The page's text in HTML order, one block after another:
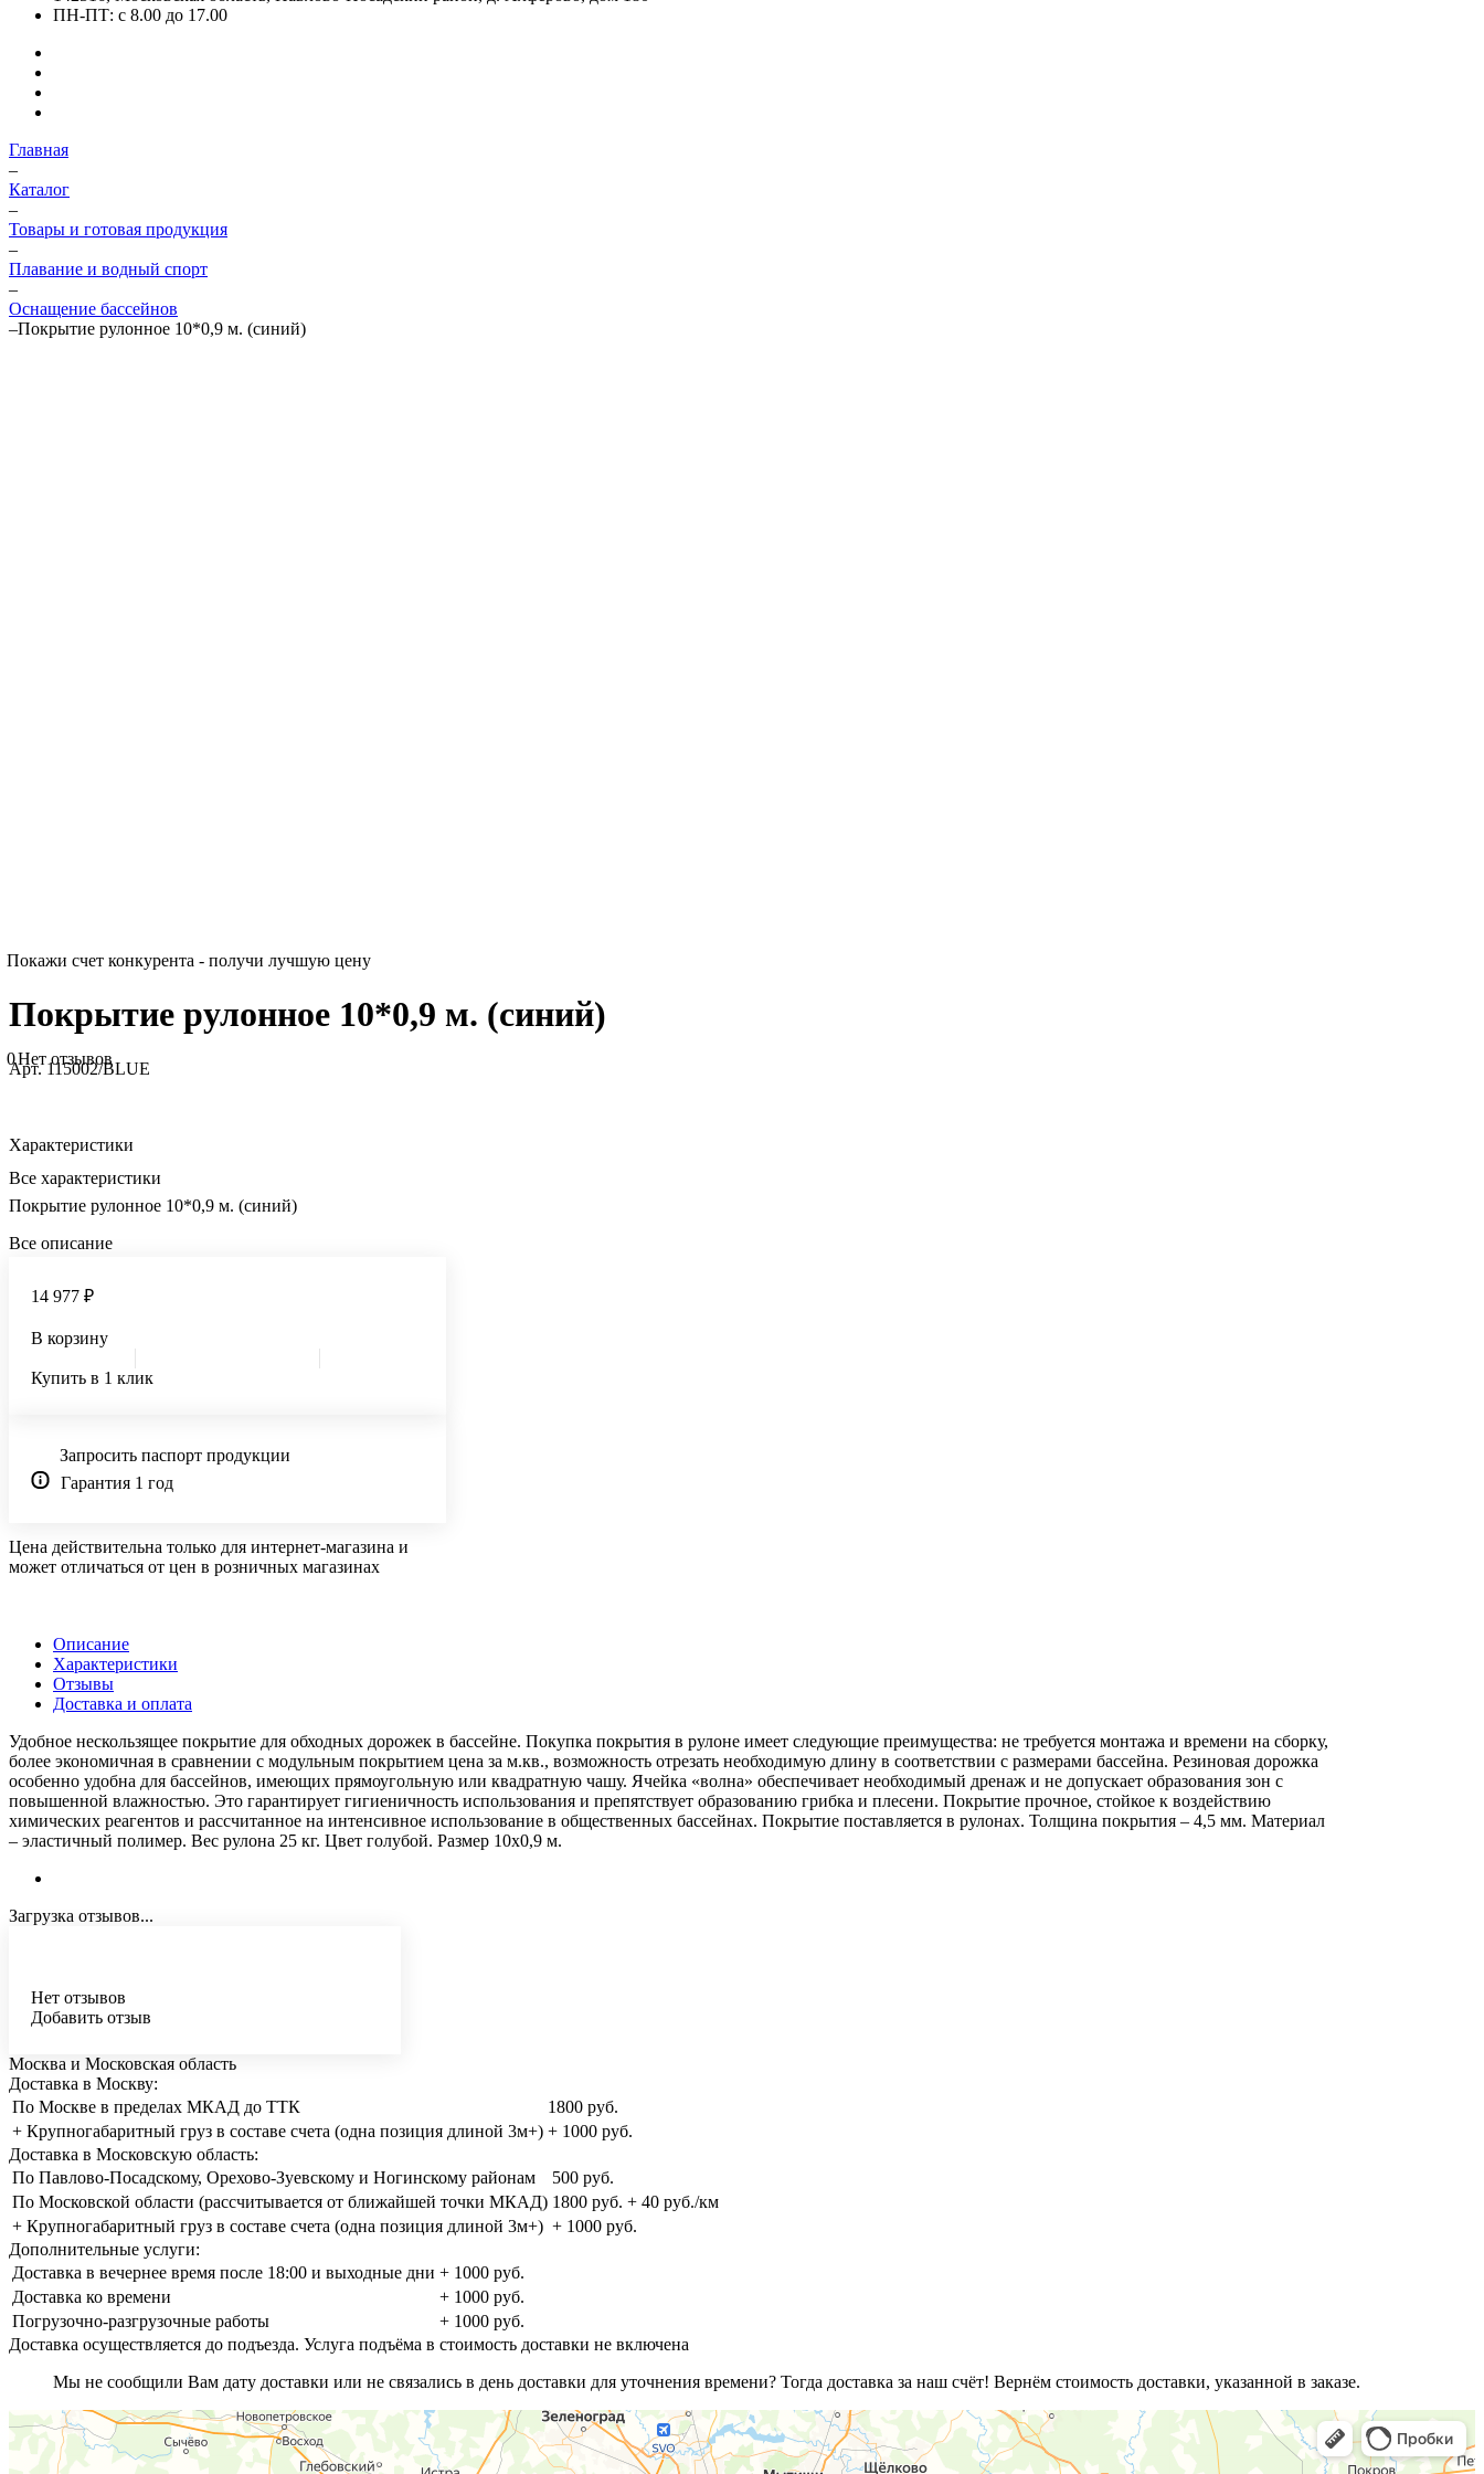
ПН-ПТ: с 8.00 до 17.00
Главная
–
Каталог
–
Товары и готовая продукция
–
Плавание и водный спорт
–
Оснащение бассейнов
–Покрытие рулонное 10*0,9 м. (синий)
Покажи счет конкурента - получи лучшую цену
Покрытие рулонное 10*0,9 м. (синий)
0Нет отзывов
Арт.115002/BLUE
Характеристики
Все характеристики
Покрытие рулонное 10*0,9 м. (синий)
Все описание
14 977 ₽
В корзину
Купить в 1 клик
Запросить паспорт продукции
Гарантия 1 год
Цена действительна только для интернет-магазина и
может отличаться от цен в розничных магазинах
Описание
Характеристики
Отзывы
Доставка и оплата
Удобное нескользящее покрытие для обходных дорожек в бассейне. Покупка покрытия в рулоне имеет следующие преимущества: не требуется монтажа и времени на сборку,
более экономичная в сравнении с модульным покрытием цена за м.кв., возможность отрезать необходимую длину в соответствии с размерами бассейна. Резиновая дорожка
особенно удобна для бассейнов, имеющих прямоугольную или квадратную чашу. Ячейка «волна» обеспечивает необходимый дренаж и не допускает образования зон с
повышенной влажностью. Это гарантирует гигиеничность использования и препятствует образованию грибка и плесени. Покрытие прочное, стойкое к воздействию
химических реагентов и рассчитанное на интенсивное использование в общественных бассейнах. Покрытие поставляется в рулонах. Толщина покрытия – 4,5 мм. Материал
– эластичный полимер. Вес рулона 25 кг. Цвет голубой. Размер 10х0,9 м.
Загрузка отзывов...
Нет отзывов
Добавить отзыв
Москва и Московская область
Доставка в Москву:
По Москве в пределах МКАД до ТТК
1800 руб.
+ Крупногабаритный груз в составе счета (одна позиция длиной 3м+) + 1000 руб.
Доставка в Московскую область:
По Павлово-Посадскому, Орехово-Зуевскому и Ногинскому районам
500 руб.
По Московской области (рассчитывается от ближайшей точки МКАД) 1800 руб. + 40 руб./км
+ Крупногабаритный груз в составе счета (одна позиция длиной 3м+) + 1000 руб.
Дополнительные услуги:
Доставка в вечернее время после 18:00 и выходные дни + 1000 руб.
Доставка ко времени
+ 1000 руб.
Погрузочно-разгрузочные работы
+ 1000 руб.
Доставка осуществляется до подъезда. Услуга подъёма в стоимость доставки не включена
Мы не сообщили Вам дату доставки или не связались в день доставки для уточнения времени? Тогда доставка за наш счёт! Вернём стоимость доставки, указанной в заказе.